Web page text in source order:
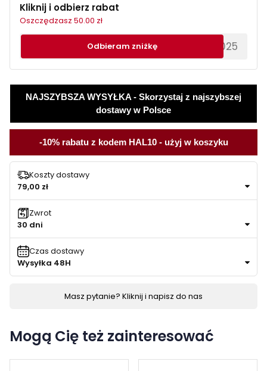
Kliknij i odbierz rabat
Oszczędzasz 50.00 zł
********EWS2025
Odbieram zniżkę
NAJSZYBSZA WYSYŁKA - Skorzystaj z najszybszej
dostawy w Polsce
-10% rabatu z kodem HAL10 - użyj w koszyku
Koszty dostawy
79,00 zł
Zwrot
30 dni
Czas dostawy
Wysyłka 48H
Masz pytanie? Kliknij i napisz do nas
Mogą Cię też zainteresować